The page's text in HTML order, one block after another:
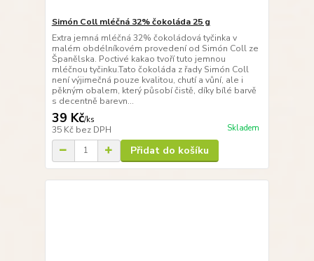
Simón Coll mléčná 32% čokoláda 25 g
Extra jemná mléčná 32% čokoládová tyčinka v
malém obdélníkovém provedení od Simón Coll ze
Španělska. Poctivé kakao tvoří tuto jemnou
mléčnou tyčinku.Tato čokoláda z řady Simón Coll
není výjimečná pouze kvalitou, chutí a vůní, ale i
pěkným obalem, který působí čistě, díky bílé barvě
s decentně barevn...
39 Kč/ks
35 Kč bez DPH Skladem
Přidat do košíku